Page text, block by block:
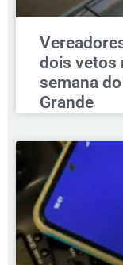
dois vetos
semana
Grande